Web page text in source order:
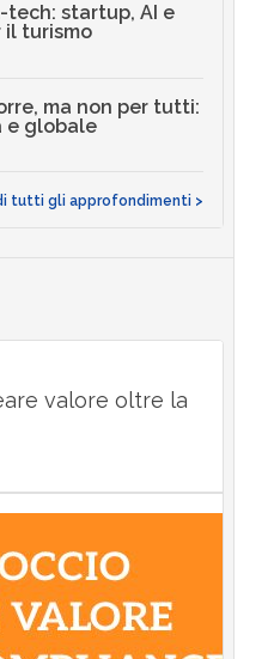
tech: startup, AI e
il turismo
ma non per tutti:
e globale
tutti gli approfondimenti >
valore oltre la